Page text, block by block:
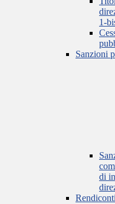
1-
Sanzioni
di